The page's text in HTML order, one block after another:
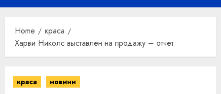
Menu
Home
краса
Харви Николс выставлен на продажу – отчет
краса новини